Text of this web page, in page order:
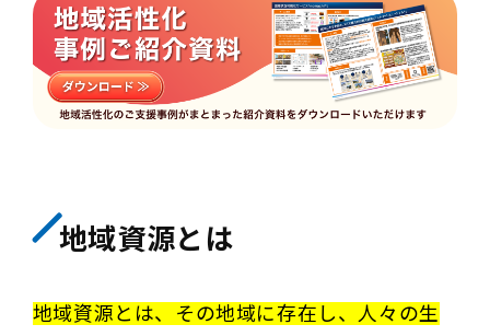
地域資源とは
地域資源とは、その地域に存在し、人々の生